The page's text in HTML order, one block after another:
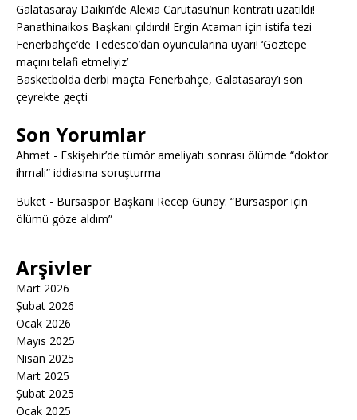
Galatasaray Daikin’de Alexia Carutasu’nun kontratı uzatıldı!
Panathinaikos Başkanı çıldırdı! Ergin Ataman için istifa tezi
Fenerbahçe’de Tedesco’dan oyuncularına uyarı! ‘Göztepe
maçını telafi etmeliyiz’
Basketbolda derbi maçta Fenerbahçe, Galatasaray’ı son
çeyrekte geçti
Son Yorumlar
Ahmet - Eskişehir’de tümör ameliyatı sonrası ölümde “doktor
ihmali” iddiasına soruşturma
Buket - Bursaspor Başkanı Recep Günay: “Bursaspor için
ölümü göze aldım”
Arşivler
Mart 2026
Şubat 2026
Ocak 2026
Mayıs 2025
Nisan 2025
Mart 2025
Şubat 2025
Ocak 2025